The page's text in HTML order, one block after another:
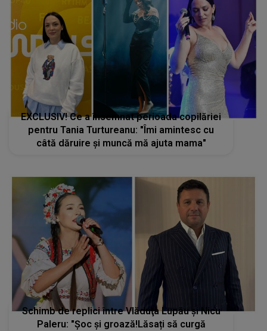
EXCLUSIV! Ce a însemnat perioada copilăriei
pentru Tania Turtureanu: "Îmi amintesc cu
câtă dăruire și muncă mă ajuta mama"
Schimb de replici între Vlăduţa Lupău şi Nicu
Paleru: "Șoc și groază!Lăsați să curgă